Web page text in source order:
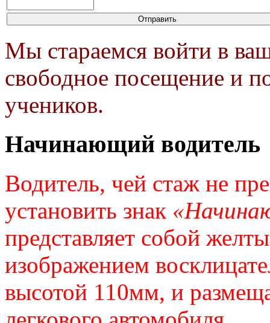
Мы стараемся войти в
свободное посещение и
учеников.
Начинающий водитель
Водитель, чей стаж не
установить знак
представляет собой
изображением
высотой 110мм, и